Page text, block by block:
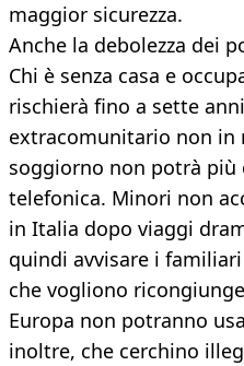
maggior sicurezza.
Anche la debolezza dei
Chi è senza casa e
rischierà fino a sette
extracomunitario non in
soggiorno non potrà più
telefonica. Minori non
in Italia dopo viaggi
quindi avvisare i
che vogliono
Europa non potranno
inoltre, che cerchino